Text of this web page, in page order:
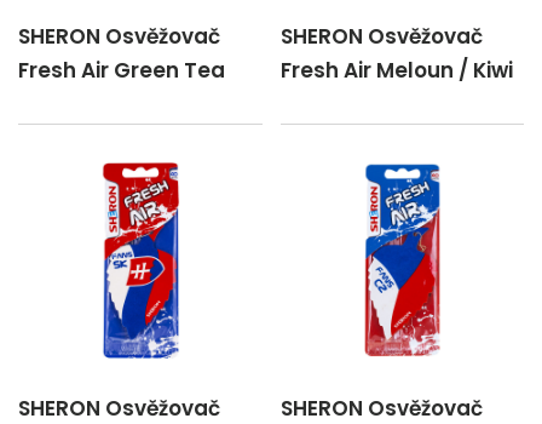
SHERON Osvěžovač
Fresh Air Green Tea
SHERON Osvěžovač
Fresh Air Meloun / Kiwi
SHERON Osvěžovač
SHERON Osvěžovač